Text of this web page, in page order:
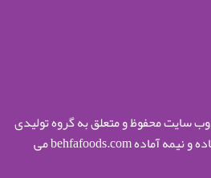
سایت محفوظ و متعلق به گروه تولیدی
به فا| تولید کننده غذاهای آماده و نیمه آماده behfafoods.com می